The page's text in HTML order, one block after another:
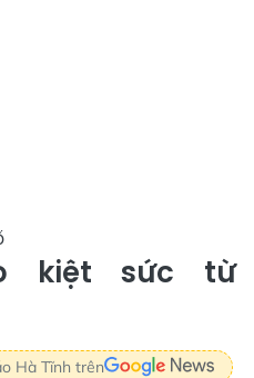
kiệt sức từ
Hà Tĩnh trên